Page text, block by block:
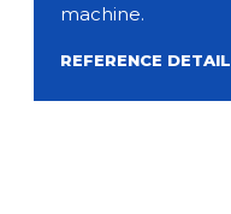
machine.
REFERENCE DETAIL